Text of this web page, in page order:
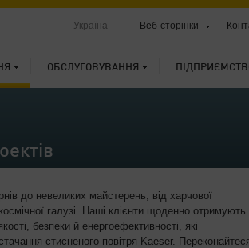
ОБСЛУГОВУВАННЯ
Україна Веб-сторінки
до невеликих майстерень; від харчової
галузі. Наші клієнти щоденно отримують
безпеки й енергоефективності, які
стисненого повітря Kaeser.